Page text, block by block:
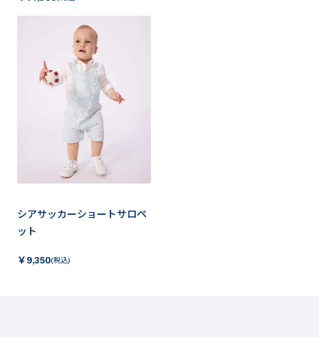
シアサッカーショートサロペ
ット
￥ 9,350(税込)